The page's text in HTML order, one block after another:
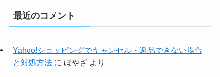
最近のコメント
Yahoo!ショッピングでキャンセル・返品できない場合
と対処方法に ほやざより